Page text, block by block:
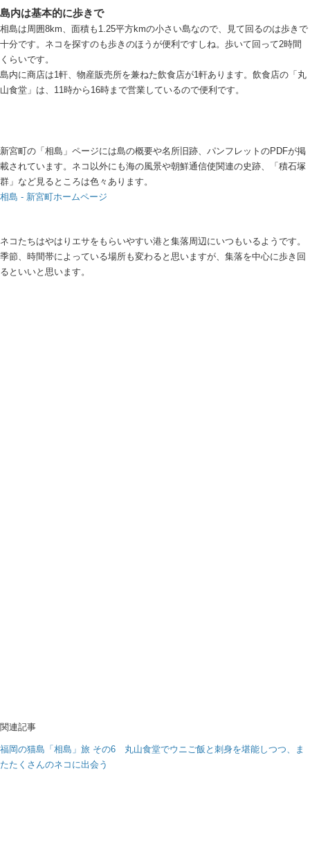
島内は基本的に歩きで
相島は周囲8km、面積も1.25平方kmの小さい島なので、見て回るのは歩きで
十分です。ネコを探すのも歩きのほうが便利ですしね。歩いて回って2時間
くらいです。
島内に商店は1軒、物産販売所を兼ねた飲食店が1軒あります。飲食店の「丸
山食堂」は、11時から16時まで営業しているので便利です。
新宮町の「相島」ページには島の概要や名所旧跡、パンフレットのPDFが掲
載されています。ネコ以外にも海の風景や朝鮮通信使関連の史跡、「積石塚
群」など見るところは色々あります。
相島 - 新宮町ホームページ
ネコたちはやはりエサをもらいやすい港と集落周辺にいつもいるようです。
季節、時間帯によっている場所も変わると思いますが、集落を中心に歩き回
るといいと思います。
関連記事
福岡の猫島「相島」旅 その6 丸山食堂でウニご飯と刺身を堪能しつつ、ま
たたくさんのネコに出会う